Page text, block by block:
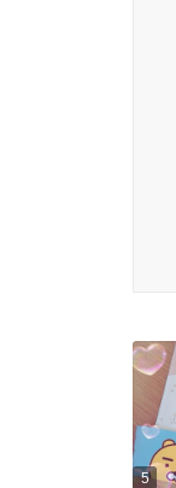
인
모
우에
말한
아
적었
지즈
5